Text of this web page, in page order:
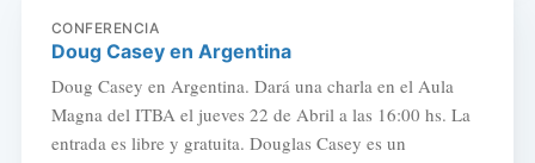
CONFERENCIA
Doug Casey en Argentina
Doug Casey en Argentina. Dará una charla en el Aula
Magna del ITBA el jueves 22 de Abril a las 16:00 hs. La
entrada es libre y gratuita. Douglas Casey es un